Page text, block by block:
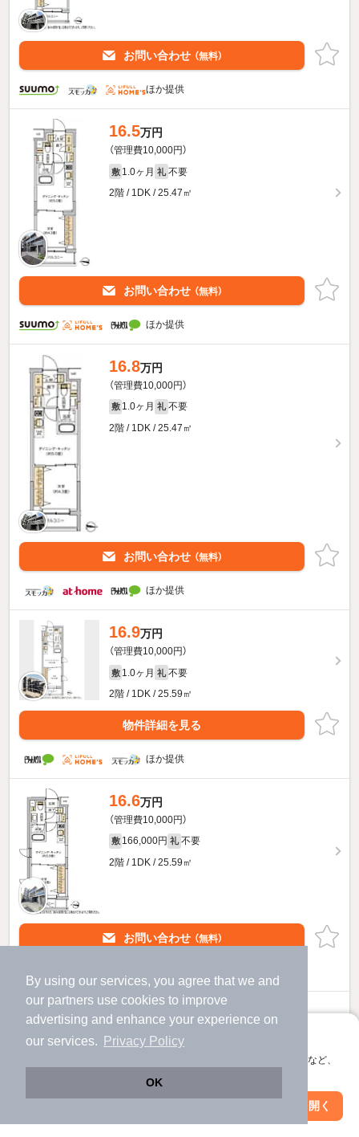
By using our services, you agree that we and
our partners use cookies to improve
advertising and enhance your experience on
our services.
Privacy Policy
OK
アプリに切り替えて、サクサクお部屋探し
会員登録なしですぐ使える。マップ検索やお気に入り保存など、
アプリを開く
お問い合わせ （無料）
ほか提供
16.5万円
（管理費10,000円）
敷 1.0ヶ月 礼 不要
2階 / 1DK / 25.47㎡
お問い合わせ （無料）
ほか提供
16.8万円
（管理費10,000円）
敷 1.0ヶ月 礼 不要
2階 / 1DK / 25.47㎡
お問い合わせ （無料）
ほか提供
16.9万円
（管理費10,000円）
敷 1.0ヶ月 礼 不要
2階 / 1DK / 25.59㎡
物件詳細を見る
ほか提供
16.6万円
（管理費10,000円）
敷 166,000円 礼 不要
2階 / 1DK / 25.59㎡
お問い合わせ （無料）
17.9万円
絞り込み条件を変更